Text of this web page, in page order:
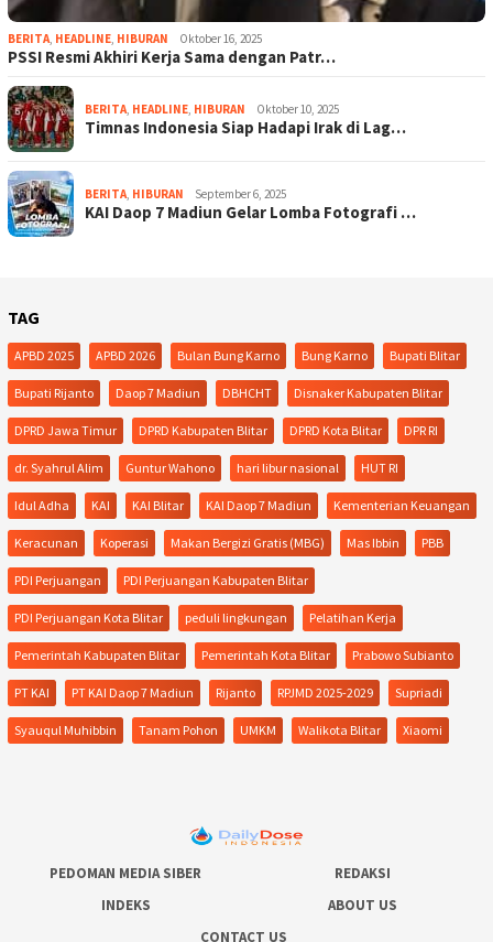
BERITA HEADLINE HIBURAN Oktober 16, 2025
PSSI Resmi Akhiri Kerja Sama dengan Patr…
BERITA HEADLINE HIBURAN Oktober 10, 2025
Timnas Indonesia Siap Hadapi Irak di Lag…
BERITA HIBURAN September 6, 2025
KAI Daop 7 Madiun Gelar Lomba Fotografi …
TAG
APBD 2025 APBD 2026 Bulan Bung Karno Bung Karno Bupati Blitar
Bupati Rijanto Daop 7 Madiun DBHCHT Disnaker Kabupaten Blitar
DPRD Jawa Timur DPRD Kabupaten Blitar DPRD Kota Blitar DPR RI
dr. Syahrul Alim Guntur Wahono hari libur nasional HUT RI
Idul Adha KAI KAI Blitar KAI Daop 7 Madiun Kementerian Keuangan
Keracunan Koperasi Makan Bergizi Gratis (MBG) Mas Ibbin PBB
PDI Perjuangan PDI Perjuangan Kabupaten Blitar
PDI Perjuangan Kota Blitar peduli lingkungan Pelatihan Kerja
Pemerintah Kabupaten Blitar Pemerintah Kota Blitar Prabowo Subianto
PT KAI PT KAI Daop 7 Madiun Rijanto RPJMD 2025-2029 Supriadi
Syauqul Muhibbin Tanam Pohon UMKM Walikota Blitar Xiaomi
PEDOMAN MEDIA SIBER
REDAKSI
INDEKS
ABOUT US
CONTACT US